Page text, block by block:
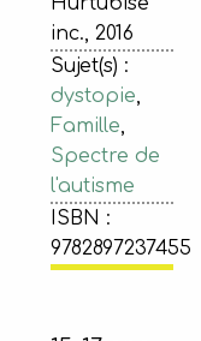
inc., 2016
Sujet(s) :
dystopie,
Famille,
Spectre de
l'autisme
ISBN :
9782897237455